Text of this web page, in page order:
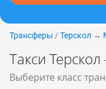
Трансферы / Терскол →
Такси
Выберите класс